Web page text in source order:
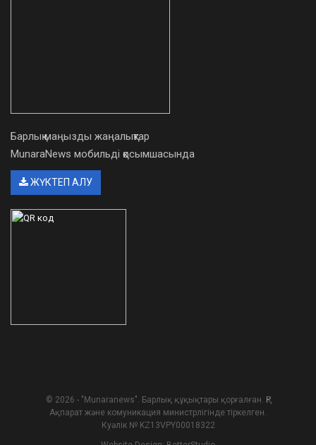
Барлық маңызды жаңалықтар
MunaraNews мобильді қосымшасында
ЖҮКТЕП АЛУ
© 2026 - "Munaranews". Барлық құқықтары қорғалған. ҚР
Ақпарат және комуникация министрлігінде тіркелген.
Куәлік № KZ13VPY00018322